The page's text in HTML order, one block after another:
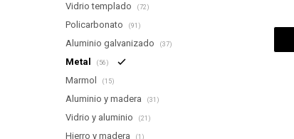
Vidrio templado (72)
Policarbonato (91)
Aluminio galvanizado (37)
Metal (56)
Marmol (15)
Aluminio y madera (31)
Vidrio y aluminio (21)
Hierro y madera (1)